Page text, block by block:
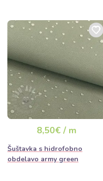
8,50€ / m
Šuštavka s hidrofobno
obdelavo army green